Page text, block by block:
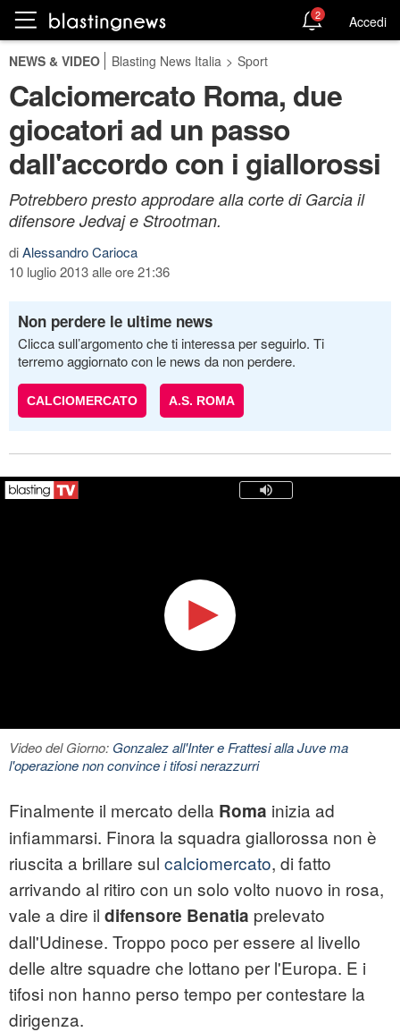
2 Accedi
NEWS & VIDEO Blasting News Italia > Sport
Calciomercato Roma, due
giocatori ad un passo
dall'accordo con i giallorossi
Potrebbero presto approdare alla corte di Garcia il
difensore Jedvaj e Strootman.
diAlessandro Carioca
10 luglio 2013 alle ore 21:36
Non perdere le ultime news
Clicca sull’argomento che ti interessa per seguirlo. Ti
terremo aggiornato con le news da non perdere.
CALCIOMERCATO A.S. ROMA
Video del Giorno: Gonzalez all'Inter e Frattesi alla Juve ma
l'operazione non convince i tifosi nerazzurri
Finalmente il mercato della Roma inizia ad
infiammarsi. Finora la squadra giallorossa non è
riuscita a brillare sul calciomercato, di fatto
arrivando al ritiro con un solo volto nuovo in rosa,
vale a dire il difensore Benatia prelevato
dall'Udinese. Troppo poco per essere al livello
delle altre squadre che lottano per l'Europa. E i
tifosi non hanno perso tempo per contestare la
dirigenza.